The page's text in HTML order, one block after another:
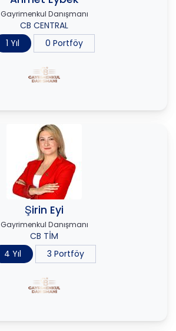
Gayrimenkul Danışmanı
CB CENTRAL
1 Yıl
0 Portföy
Şirin Eyi
Gayrimenkul Danışmanı
CB TİM
4 Yıl
3 Portföy